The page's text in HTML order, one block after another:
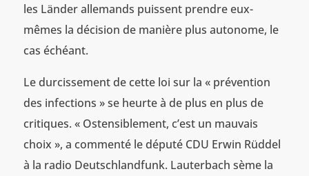
les Länder allemands puissent prendre eux-
mêmes la décision de manière plus autonome, le
cas échéant.
Le durcissement de cette loi sur la « prévention
des infections » se heurte à de plus en plus de
critiques. « Ostensiblement, c’est un mauvais
choix », a commenté le député CDU Erwin Rüddel
à la radio Deutschlandfunk. Lauterbach sème la